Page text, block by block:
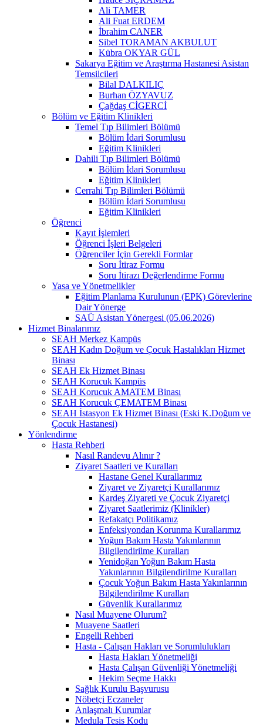
Ali TAMER
Ali Fuat ERDEM
İbrahim CANER
Sibel TORAMAN AKBULUT
Kübra OKYAR GÜL
Sakarya Eğitim ve Araştırma Hastanesi Asistan
Temsilcileri
Bilal DALKILIÇ
Burhan ÖZYAVUZ
Çağdaş CİGERCİ
Bölüm ve Eğitim Klinikleri
Temel Tıp Bilimleri Bölümü
Bölüm İdari Sorumlusu
Eğitim Klinikleri
Dahili Tıp Bilimleri Bölümü
Bölüm İdari Sorumlusu
Eğitim Klinikleri
Cerrahi Tıp Bilimleri Bölümü
Bölüm İdari Sorumlusu
Eğitim Klinikleri
Öğrenci
Kayıt İşlemleri
Öğrenci İşleri Belgeleri
Öğrenciler İçin Gerekli Formlar
Soru İtiraz Formu
Soru İtirazı Değerlendirme Formu
Yasa ve Yönetmelikler
Eğitim Planlama Kurulunun (EPK) Görevlerine
Dair Yönerge
SAÜ Asistan Yönergesi (05.06.2026)
Hizmet Binalarımız
SEAH Merkez Kampüs
SEAH Kadın Doğum ve Çocuk Hastalıkları Hizmet
Binası
SEAH Ek Hizmet Binası
SEAH Korucuk Kampüs
SEAH Korucuk AMATEM Binası
SEAH Korucuk ÇEMATEM Binası
SEAH İstasyon Ek Hizmet Binası (Eski K.Doğum ve
Çocuk Hastanesi)
Yönlendirme
Hasta Rehberi
Nasıl Randevu Alınır ?
Ziyaret Saatleri ve Kuralları
Hastane Genel Kurallarımız
Ziyaret ve Ziyaretçi Kurallarımız
Kardeş Ziyareti ve Çocuk Ziyaretçi
Ziyaret Saatlerimiz (Klinikler)
Refakatçı Politikamız
Enfeksiyondan Korunma Kurallarımız
Yoğun Bakım Hasta Yakınlarının
Bilgilendirilme Kuralları
Yenidoğan Yoğun Bakım Hasta
Yakınlarının Bilgilendirilme Kuralları
Çocuk Yoğun Bakım Hasta Yakınlarının
Bilgilendirilme Kuralları
Güvenlik Kurallarımız
Nasıl Muayene Olurum?
Muayene Saatleri
Engelli Rehberi
Hasta - Çalışan Hakları ve Sorumlulukları
Hasta Hakları Yönetmeliği
Hasta Çalışan Güvenliği Yönetmeliği
Hekim Seçme Hakkı
Sağlık Kurulu Başvurusu
Nöbetçi Eczaneler
Anlaşmalı Kurumlar
Medula Tesis Kodu